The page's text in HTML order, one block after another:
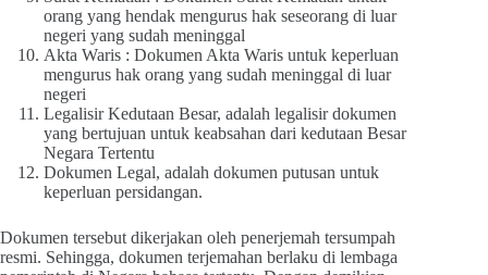
orang yang hendak mengurus hak seseorang di luar
negeri yang sudah meninggal
Akta Waris : Dokumen Akta Waris untuk keperluan
mengurus hak orang yang sudah meninggal di luar
negeri
Legalisir Kedutaan Besar, adalah legalisir dokumen
yang bertujuan untuk keabsahan dari kedutaan Besar
Negara Tertentu
Dokumen Legal, adalah dokumen putusan untuk
keperluan persidangan.
Dokumen tersebut dikerjakan oleh penerjemah tersumpah
resmi. Sehingga, dokumen terjemahan berlaku di lembaga